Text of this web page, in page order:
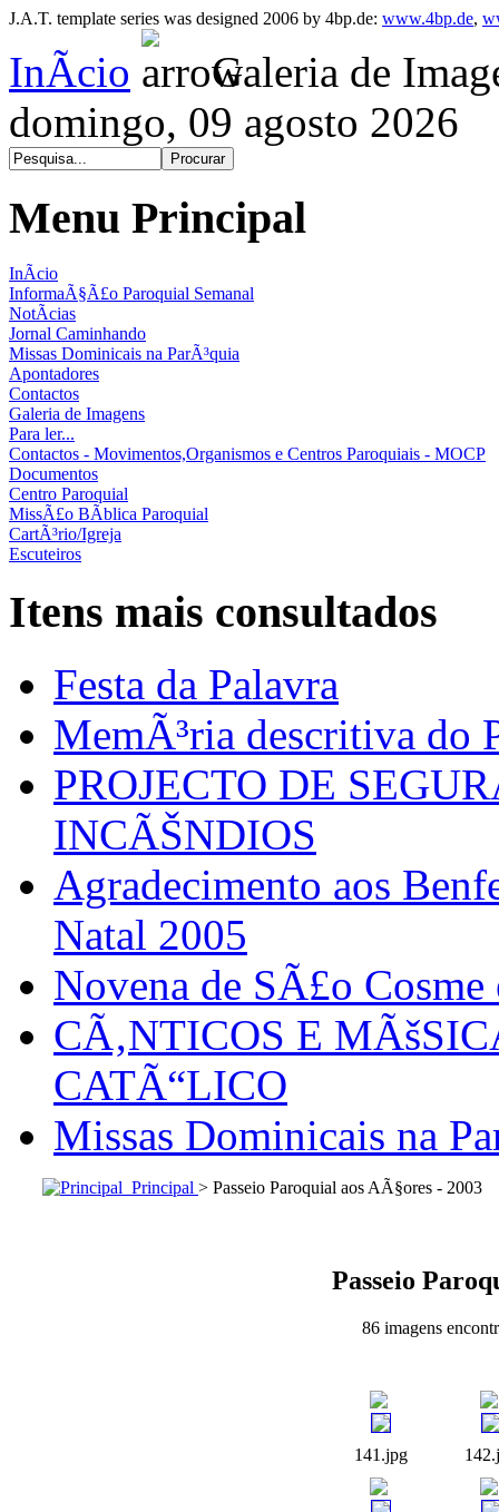
J.A.T. template series was designed 2006 by 4bp.de: www.4bp.de,
InÃ­cio
Galeria de
domingo, 09 agosto 2026
Menu Principal
InÃ­cio
InformaÃ§Ã£o Paroquial Semanal
NotÃ­cias
Jornal Caminhando
Missas Dominicais na ParÃ³quia
Apontadores
Contactos
Galeria de Imagens
Para ler...
Contactos - Movimentos,Organismos e Centros Paroquiais - MOCP
Documentos
Centro Paroquial
MissÃ£o BÃ­blica Paroquial
CartÃ³rio/Igreja
Escuteiros
Itens mais consultados
Festa da Palavra
MemÃ³ria descritiva do
PROJECTO DE
INCÃŠNDIOS
Agradecimento aos
Natal 2005
Novena de SÃ£o
CÃ‚NTICOS E
CATÃ“LICO
Missas Dominicais na
Principal > Passeio Paroquial aos AÃ§ores - 2003
Passeio
86 imagens
141.jpg